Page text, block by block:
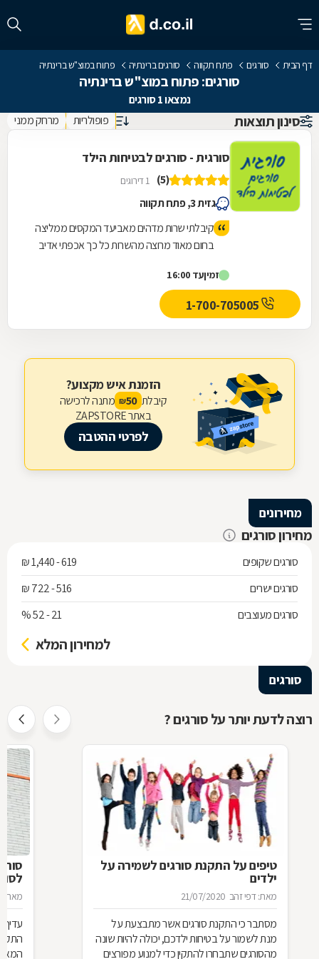
דף הבית סורגים פתח תקווה סורגים ברינתיה פתוח במוצ"ש ברינתיה
סורגים: פתוח במוצ"ש ברינתיה
נמצאו 1 סורגים
סינון תוצאות פופולריות מרחק ממני
סורגית - סורגים לבטיחות הילד
(5) 1 דירוגים
גזית 3, פתח תקווה
קיבלתי שרות מדהים מאביעד המקסים ממליצה
בחום מאוד מרוצה מהשרות כל כך אכפתי אדיב
זמיןעד 16:00
1-700-705005
הזמנת איש מקצוע?
קיבלת 50
₪ מתנה לרכישה
באתר ZAPSTORE
לפרטי ההטבה
מחירונים
מחירון סורגים
סורגים שקופים
619 - 1,440 ₪
סורגים ישרים
516 - 722 ₪
סורגים מעוצבים
21 - 52 %
למחירון המלא
סורגים
רוצה לדעת יותר על סורגים ?
טיפים על התקנת סורגים לשמירה על
ילדים
מאת: דפי זהב 21/07/2020
מסתבר כי התקנת סורגים אשר מתבצעת על
מנת לשמור על בטיחות ילדכם, יכולה להיות שונה
מהסורגים שתבחרו להתקין כדי למנוע מפורצים
מאת: